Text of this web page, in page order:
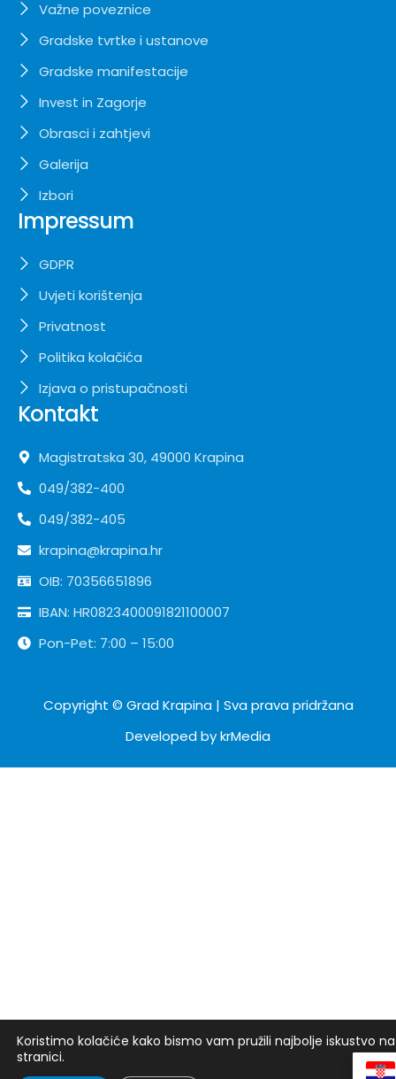
Važne poveznice
Gradske tvrtke i ustanove
Gradske manifestacije
Invest in Zagorje
Obrasci i zahtjevi
Galerija
Izbori
Impressum
GDPR
Uvjeti korištenja
Privatnost
Politika kolačića
Izjava o pristupačnosti
Kontakt
Magistratska 30, 49000 Krapina
049/382-400
049/382-405
krapina@krapina.hr
OIB: 70356651896
IBAN: HR0823400091821100007
Pon-Pet: 7:00 – 15:00
Copyright © Grad Krapina| Sva prava pridržana
Developed bykrMedia
Koristimo kolačiće kako bismo vam pružili najbolje iskustvo
stranici.